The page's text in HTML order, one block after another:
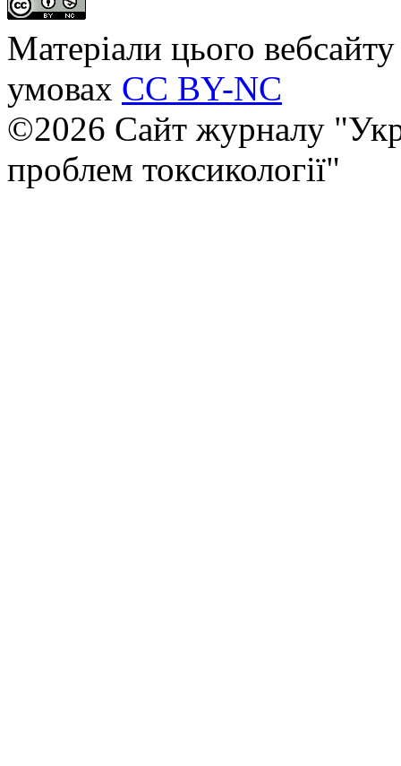
Матеріали цього
умовах CC BY-NC
©2026 Сайт журналу
проблем токсикології"